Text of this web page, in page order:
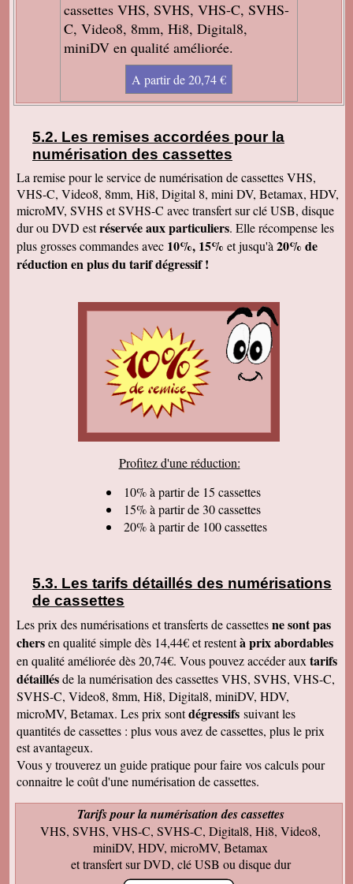
Frédérique B
Je suis extrêmement heureuse du travail qui a
été fait aussi bien pour les photos que les
vidéos. Les retouches sont excellentes, et tous
les formats inimaginables ont pu être traités,
aussi bien pour des négatifs que pour des
diapos ou des vidéos. Également pour des
vieilles photos papiers de famille. Le contact et
le suivi ont été très sympathiques, c'était un
pouvez faire confiance les yeux fermés! Bravo
et merci!
Enregistrement recu. C'est super. Merci et
bonne journée
Marie Jo C
Je viens de visionner votre comparatif, en effet
la qualité est meilleure. Ok pour tout faire en
qualité améliorée. Cordialement,
du résultat. J'ai pu faire tourner studio 12 qui
m'a détecté les scènes sur le film 6. Je
conseillerai volontiers de faire appel à vos
services. Merci encore et bonne continuation.
Jocelyne S
Juste pour vous dire que j'ai bien reçu le dernier
colis et vous remercier pour tous nos bons
échanges, tout votre travail sérieux dont nous
sommes très satisfaits. Encore tous mes
remerciements et bonne continuation. Bien
cordialement.
J'ai bien reçu votre paquet, et je suis très
dois dire qu'au début j'étais un peu septique vu
les prix . merci beaucoup Cordialement
Pierre B
Je suis très très très satisfait de votre travail.
que les affaires aillent très bien.
Jacques N
Colis reçu ce jour, satisfait du bon travail réalisé
par vos soins. Merci encore, Cordialement
Hervé R
j'ai bien reçu les CD et les K7 en retour, merci
de cet excellent traitement. Très bons résultats
Pascal R
bonjour bien reçu le colis samedi après
visionnage le travail est superbe
Francis C
J' ai bien reçu votre envoi Les premières
visualisations montrent un beau travail, et
rappellent de nombreux souvenirs Merci Je
ferai de la publicité Bien sincèrement
François M
Bien reçu! Reste à monter pour éliminer ! A
bientôt pour du 8 et sup8mm.
cassettes VHS, SVHS, VHS-C, SVHS-
C, Video8, 8mm, Hi8, Digital8,
miniDV en qualité améliorée.
A partir de 20,74 €
Les remises accordées pour la
numérisation des cassettes
La remise pour le service de numérisation de cassettes VHS,
VHS-C, Video8, 8mm, Hi8, Digital 8, mini DV, Betamax, HDV,
microMV, SVHS et SVHS-C avec transfert sur clé USB, disque
dur ou DVD estréservée aux particuliers. Elle récompense les
plus grosses commandes avec 10%, 15% et jusqu'à 20% de
réduction en plus du tarif dégressif !
Profitez d'une réduction:
10% à partir de 15 cassettes
15% à partir de 30 cassettes
20% à partir de 100 cassettes
Les tarifs détaillés des numérisations
de cassettes
Les prix des numérisations et transferts de cassettesne sont pas
chersen qualité simple dès 14,44€ et restentà prix abordables
en qualité améliorée dès 20,74€. Vous pouvez accéder aux tarifs
détaillésde la numérisation des cassettes VHS, SVHS, VHS-C,
SVHS-C, Video8, 8mm, Hi8, Digital8, miniDV, HDV,
microMV, Betamax. Les prix sontdégressifs suivant les
quantités de cassettes : plus vous avez de cassettes, plus le prix
est avantageux.
Vous y trouverez un guide pratique pour faire vos calculs pour
connaitre le coût d'une numérisation de cassettes.
Tarifs pour la numérisation des cassettes
VHS, SVHS, VHS-C, SVHS-C, Digital8, Hi8, Video8,
miniDV, HDV, microMV, Betamax
et transfert sur DVD, clé USB ou disque dur